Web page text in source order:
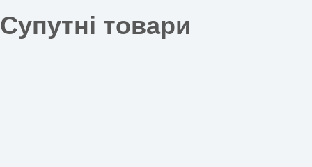
Супутні товари